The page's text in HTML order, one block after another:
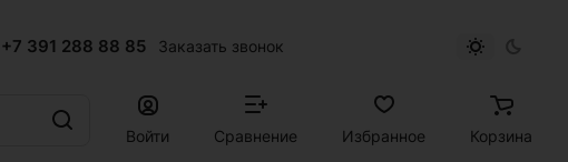
+7 391 288 88 85 Заказать звонок
Войти Сравнение Избранное Корзина